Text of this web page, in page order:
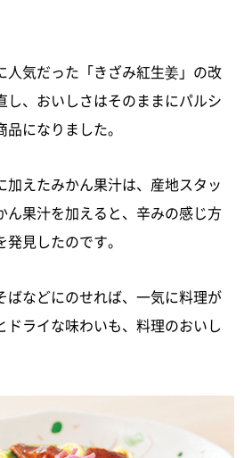
人気だった「きざみ紅生姜」の改
し、おいしさはそのままにパルシ
品になりました。
加えたみかん果汁は、産地スタッ
ん果汁を加えると、辛みの感じ方
見したのです。
ばなどにのせれば、一気に料理が
ドライな味わいも、料理のおいし